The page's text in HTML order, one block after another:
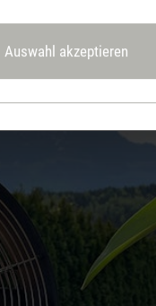
Auswahl akzeptieren
über die Luft. Um
Geräte dieser